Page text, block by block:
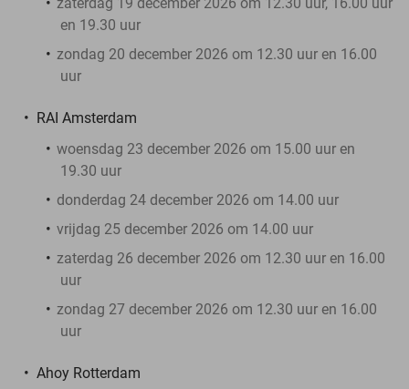
en 19.30 uur
zondag 20 december 2026 om 12.30 uur en 16.00
uur
RAI Amsterdam
woensdag 23 december 2026 om 15.00 uur en
19.30 uur
donderdag 24 december 2026 om 14.00 uur
vrijdag 25 december 2026 om 14.00 uur
zaterdag 26 december 2026 om 12.30 uur en 16.00
uur
zondag 27 december 2026 om 12.30 uur en 16.00
uur
Ahoy Rotterdam